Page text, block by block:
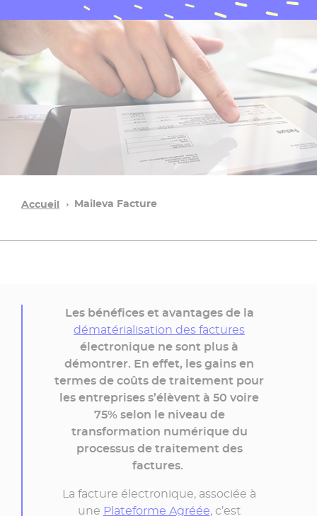
Accueil Maileva Facture
Les bénéfices et avantages de la
dématérialisation des factures
électronique ne sont plus à
démontrer. En effet, les gains en
termes de coûts de traitement pour
les entreprises s’élèvent à 50 voire
75% selon le niveau de
transformation numérique du
processus de traitement des
factures.
La facture électronique, associée à
une Plateforme Agréée, c’est